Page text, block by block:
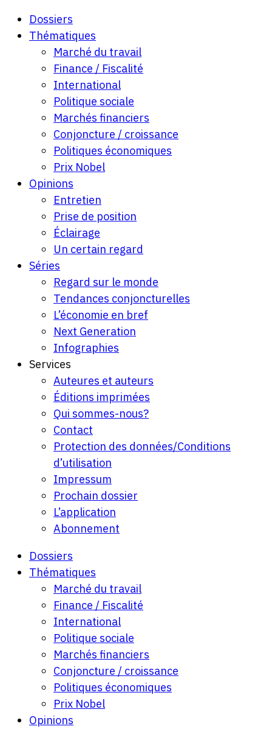
Dossiers
Thématiques
Marché du travail
Finance / Fiscalité
International
Politique sociale
Marchés financiers
Conjoncture / croissance
Politiques économiques
Prix Nobel
Opinions
Entretien
Prise de position
Éclairage
Un certain regard
Séries
Regard sur le monde
Tendances conjoncturelles
L’économie en bref
Next Generation
Infographies
Services
Auteures et auteurs
Éditions imprimées
Qui sommes-nous?
Contact
Protection des données/Conditions
d’utilisation
Impressum
Prochain dossier
L’application
Abonnement
Dossiers
Thématiques
Marché du travail
Finance / Fiscalité
International
Politique sociale
Marchés financiers
Conjoncture / croissance
Politiques économiques
Prix Nobel
Opinions